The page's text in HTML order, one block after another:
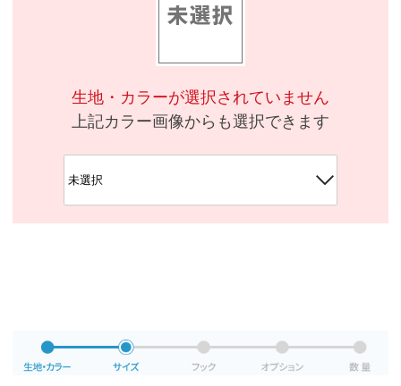
生地・カラーが選択されていません
上記カラー画像からも選択できます